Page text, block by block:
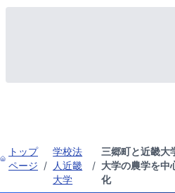
トップ
ページ /
学校法
人近畿
大学
/
三郷町と近畿
大学の農学を中
化